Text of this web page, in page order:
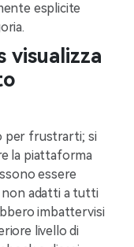
esplicite
visualizza
per frustrarti; si
la piattaforma
essere
adatti a tutti
imbattervisi
livello di